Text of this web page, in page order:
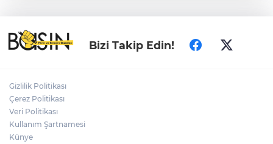
Türkiye ile Vietnam arasında 'hava'da
yeni dönem... Sefer kapasitesi artırıldı
Bizi Takip Edin!
Gizlilik Politikası
Çerez Politikası
Veri Politikası
Kullanım Şartnamesi
Künye